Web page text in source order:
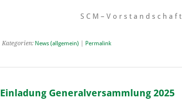
S C M – V o r s t a n d s c h a f t
Kategorien: News (allgemein)| Permalink
Einladung Generalversammlung 2025